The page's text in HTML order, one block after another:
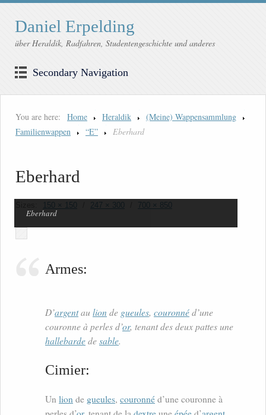
Daniel Erpelding
über Heraldik, Radfahren, Studentengeschichte und anderes
Secondary Navigation
You are here: Home Heraldik
(Meine) Wappensammlung
Familienwappen
“E” Eberhard
Eberhard
150 × 150 247 × 300 700 × 850
Eberhard
Armes:
D’argentau lion de gueules, couronnéd’une
couronne à perles d’or, tenant des deux pattes une
hallebardedesable.
Cimier:
Un lion de gueules, couronné d’une couronne à